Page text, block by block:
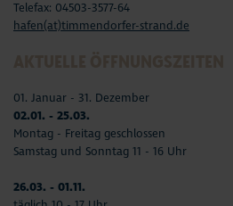
Telefax: 04503-3577-64
hafen(at)timmendorfer-strand.de
01. Januar - 31. Dezember
02.01. - 25.03.
Montag - Freitag geschlossen
Samstag und Sonntag 11 - 16 Uhr
26.03. - 01.11.